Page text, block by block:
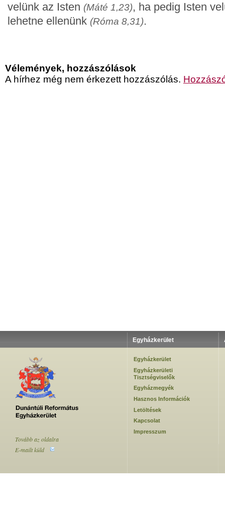
velünk az Isten (Máté 1,23), ha pedig Isten
lehetne ellenünk (Róma 8,31).
Vélemények, hozzászólások
A hírhez még nem érkezett hozzászólás.
Egyházkerület
Egyházkerület
Egyházkerületi
Tisztségviselők
Egyházmegyék
Hasznos Információk
Letöltések
Kapcsolat
Impresszum
Tovább az oldalra
E-mailt küld